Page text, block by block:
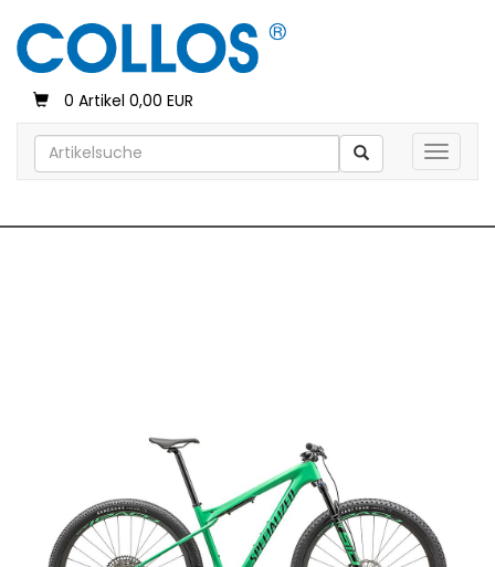
0 Artikel 0,00 EUR
Toggle